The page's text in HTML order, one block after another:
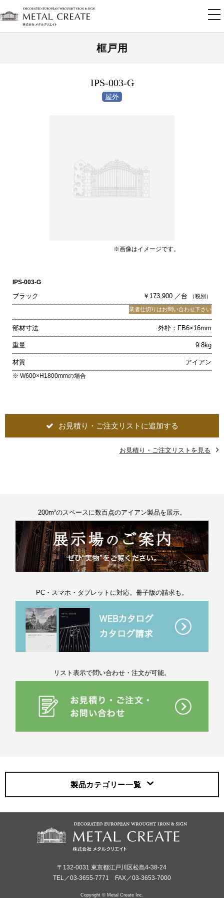
框戸用
IPS-003-G
※画像はイメージです。
IPS-003-G
ブラック ￥173,900 ／台 （税別）
業者仕切りはお問い合わせ下さい
部材寸法 外枠：FB6×16mm
重量 9.8kg
材質 アイアン
※ W600×H1800mmの場合
お見積り・ご注文リストに追加する
お見積り・ご注文リストを見る
200m²のスペースに数百点のアイアン製品を展示。
PC・スマホ・タブレットに対応。冊子版の請求も。
リスト表示で問い合わせ・注文が可能。
製品カテゴリー一覧
〒132-0031 東京都江戸川区松島4-38-24
TEL／03-3655-7771 FAX／03-3653-7000
Copyright © Metal Create Inc.